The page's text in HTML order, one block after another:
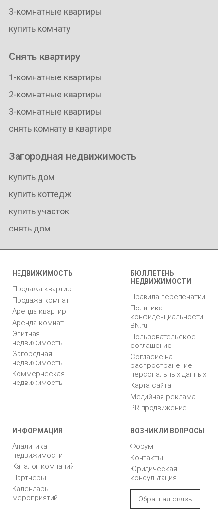
3-комнатные квартиры
купить комнату
Снять квартиру
1-комнатные квартиры
2-комнатные квартиры
3-комнатные квартиры
снять комнату в квартире
Загородная недвижимость
купить дом
купить коттедж
купить участок
снять дом
НЕДВИЖИМОСТЬ
Продажа квартир
Продажа комнат
Аренда квартир
Аренда комнат
Элитная
недвижимость
Загородная
недвижимость
Коммерческая
недвижимость
БЮЛЛЕТЕНЬ
НЕДВИЖИМОСТИ
Правила перепечатки
Политика
конфиденциальности
BN.ru
Пользовательское
соглашение
Согласие на
распространение
персональных данных
Карта сайта
Медийная реклама
PR продвижение
ИНФОРМАЦИЯ
Аналитика
недвижимости
Каталог компаний
Партнеры
Календарь
мероприятий
ВОЗНИКЛИ ВОПРОСЫ
Форум
Контакты
Юридическая
консультация
Обратная связь